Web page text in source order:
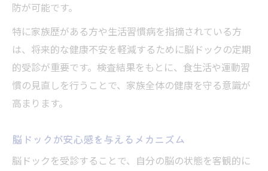
防が可能です。
特に家族歴がある方や生活習慣病を指摘されている方
は、将来的な健康不安を軽減するために脳ドックの定期
的受診が重要です。検査結果をもとに、食生活や運動習
慣の見直しを行うことで、家族全体の健康を守る意識が
高まります。
脳ドックが安心感を与えるメカニズム
脳ドックを受診することで、自分の脳の状態を客観的に